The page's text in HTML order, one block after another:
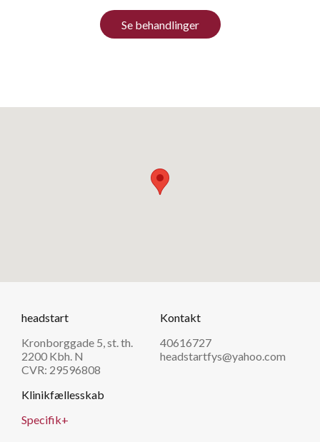
Se behandlinger
headstart
Kronborggade 5, st. th.
2200 Kbh. N
CVR: 29596808
Kontakt
40616727
headstartfys@yahoo.com
Klinikfællesskab
Specifik+